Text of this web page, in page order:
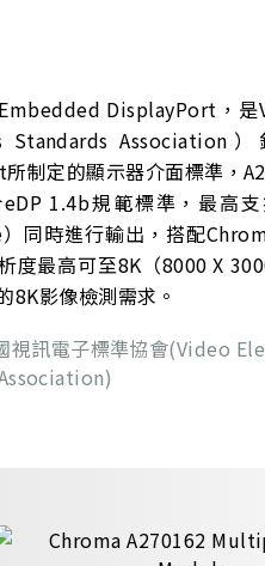
DisplayPort，是
Standards Association
制定的顯示器介面標準，
1.4b規範標準，最高
）同時進行輸出，搭配
度最高可至8K（8000 X
8K影像檢測需求。
視訊電子標準協會(Video